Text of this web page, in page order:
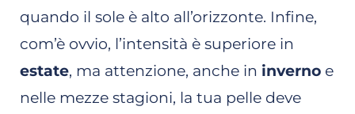
quando il sole è alto all’orizzonte. Infine,
com’è ovvio, l’intensità è superiore in
estate, ma attenzione, anche in inverno e
nelle mezze stagioni, la tua pelle deve